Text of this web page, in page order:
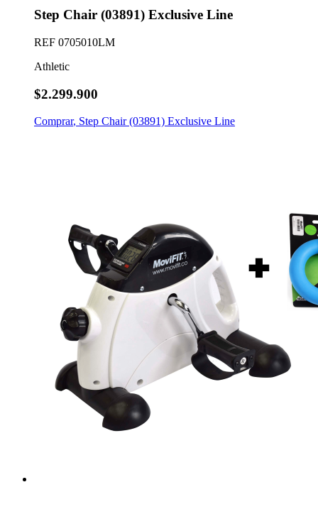
Step Chair (03891) Exclusive Line
REF 0705010LM
Athletic
$2.299.900
Comprar, Step Chair (03891) Exclusive Line